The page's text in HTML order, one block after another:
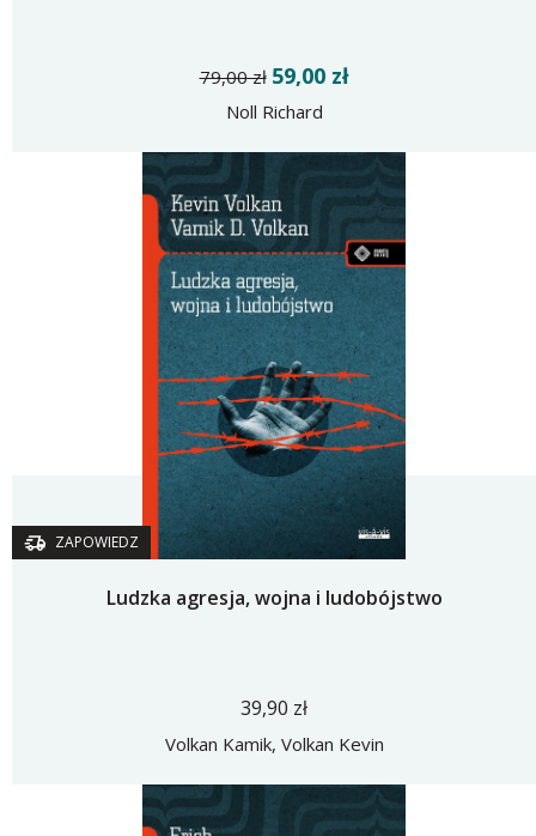
79,00 zł 59,00 zł
Noll Richard
ZAPOWIEDZ
Ludzka agresja, wojna i ludobójstwo
39,90 zł
Volkan Kamik, Volkan Kevin